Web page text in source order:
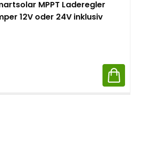
MPPT Laderegler
12V oder 24V inklusiv